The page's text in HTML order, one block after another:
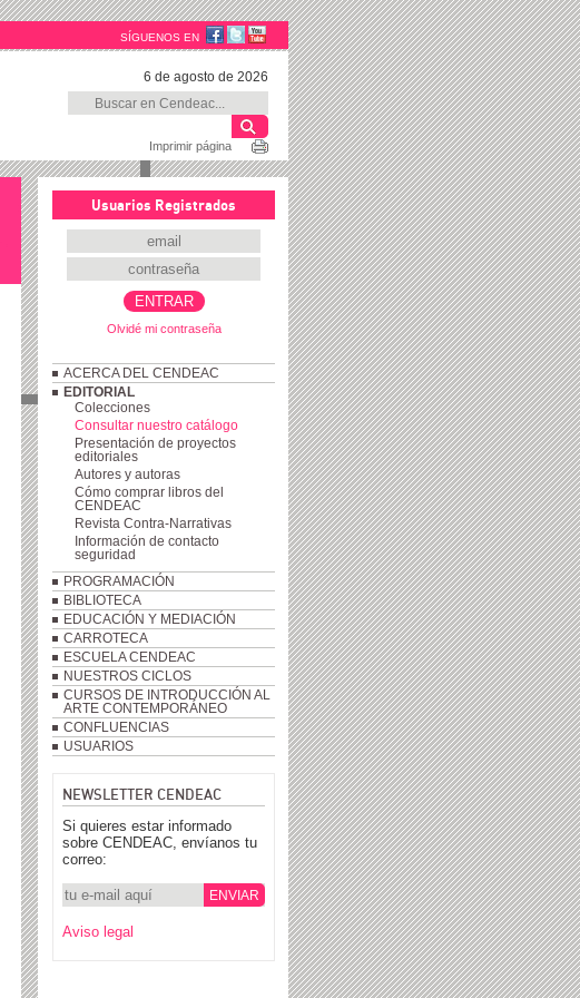
SÍGUENOS EN
6 de agosto de 2026
Imprimir página
Usuarios Registrados
Olvidé mi contraseña
ACERCA DEL CENDEAC
EDITORIAL
Colecciones
Consultar nuestro catálogo
Presentación de proyectos
editoriales
Autores y autoras
Cómo comprar libros del
CENDEAC
Revista Contra-Narrativas
Información de contacto
seguridad
PROGRAMACIÓN
BIBLIOTECA
EDUCACIÓN Y MEDIACIÓN
CARROTECA
ESCUELA CENDEAC
NUESTROS CICLOS
CURSOS DE INTRODUCCIÓN AL
ARTE CONTEMPORÁNEO
CONFLUENCIAS
USUARIOS
NEWSLETTER CENDEAC
Si quieres estar informado
sobre CENDEAC, envíanos tu
correo:
Aviso legal